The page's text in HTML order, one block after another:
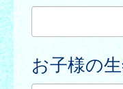
お子様の